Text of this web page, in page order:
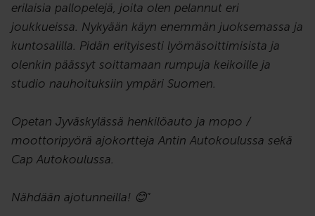
erilaisia pallopelejä, joita olen pelannut eri
joukkueissa. Nykyään käyn enemmän juoksemassa ja
kuntosalilla. Pidän erityisesti lyömäsoittimisista ja
olenkin päässyt soittamaan rumpuja keikoille ja
studio nauhoituksiin ympäri Suomen.
Opetan Jyväskylässä henkilöauto ja mopo /
moottoripyörä ajokortteja Antin Autokoulussa sekä
Cap Autokoulussa.
Nähdään ajotunneilla! 😊”